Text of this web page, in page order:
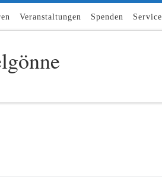
Veranstaltungen Spenden Service